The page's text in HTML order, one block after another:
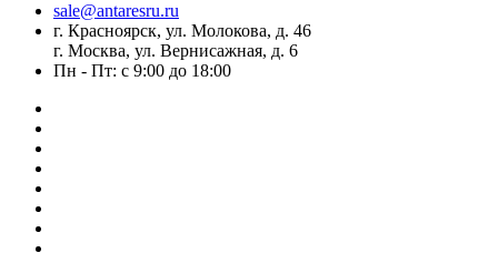
sale@antaresru.ru
г. Красноярск, ул. Молокова, д. 46
г. Москва, ул. Вернисажная, д. 6
Пн - Пт: с 9:00 до 18:00